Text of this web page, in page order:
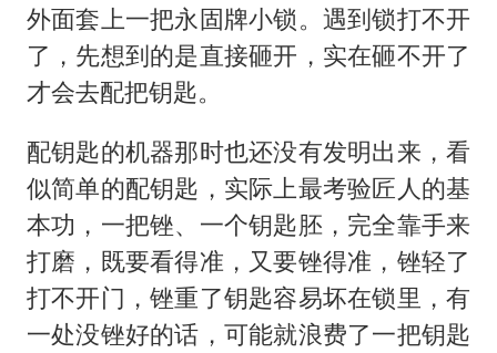
外面套上一把永固牌小锁。遇到锁打不开
了，先想到的是直接砸开，实在砸不开了
才会去配把钥匙。
配钥匙的机器那时也还没有发明出来，看
似简单的配钥匙，实际上最考验匠人的基
本功，一把锉、一个钥匙胚，完全靠手来
打磨，既要看得准，又要锉得准，锉轻了
打不开门，锉重了钥匙容易坏在锁里，有
一处没锉好的话，可能就浪费了一把钥匙